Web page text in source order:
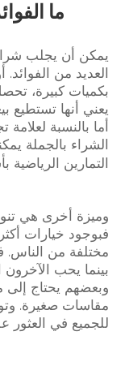
ما
يمكن أن يجلب
العديد من الفوائد.
بكميات كبيرة،
يعني أنها تستطيع
الشراء بالجملة
التمارين الرياضية
وميزة أخرى هي
فبوجود خيارات
مختلفة من الناس.
بينما يحب
وبعضهم يحتاج إلى
مقاسات صغيرة.
للجميع في العثور